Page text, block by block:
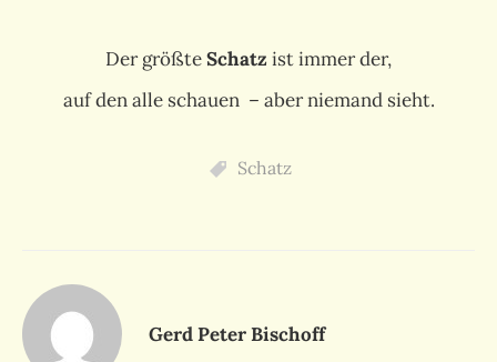
Der größteSchatz ist immer der,
auf den alle schauen – aber niemand sieht.
Schatz
Gerd Peter Bischoff